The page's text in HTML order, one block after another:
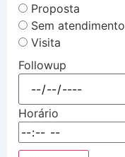
Proposta
Sem atendimento
Visita
Followup
Horário